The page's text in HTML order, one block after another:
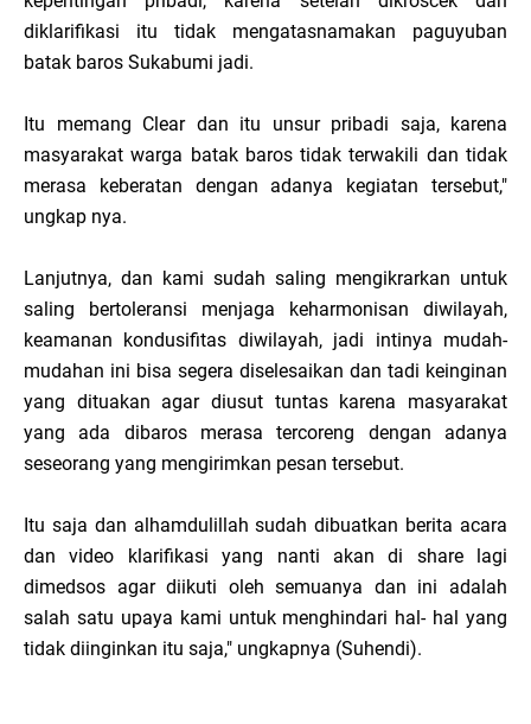
diklarifikasi itu tidak mengatasnamakan paguyuban
batak baros Sukabumi jadi.
Itu memang Clear dan itu unsur pribadi saja, karena
masyarakat warga batak baros tidak terwakili dan tidak
merasa keberatan dengan adanya kegiatan tersebut,"
ungkap nya.
Lanjutnya, dan kami sudah saling mengikrarkan untuk
saling bertoleransi menjaga keharmonisan diwilayah,
keamanan kondusifitas diwilayah, jadi intinya mudah-
mudahan ini bisa segera diselesaikan dan tadi keinginan
yang dituakan agar diusut tuntas karena masyarakat
yang ada dibaros merasa tercoreng dengan adanya
seseorang yang mengirimkan pesan tersebut.
Itu saja dan alhamdulillah sudah dibuatkan berita acara
dan video klarifikasi yang nanti akan di share lagi
dimedsos agar diikuti oleh semuanya dan ini adalah
salah satu upaya kami untuk menghindari hal- hal yang
tidak diinginkan itu saja," ungkapnya (Suhendi).